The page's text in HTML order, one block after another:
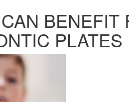
BENEFIT
PLATES